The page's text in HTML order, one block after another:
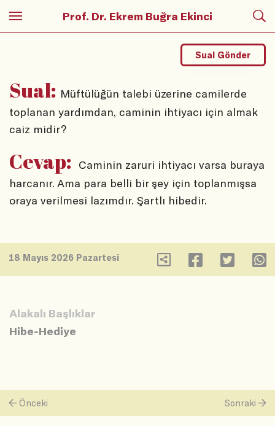
Prof. Dr. Ekrem Buğra Ekinci
Sual: Müftülüğün talebi üzerine camilerde
toplanan yardımdan, caminin ihtiyacı için almak
caiz midir?
Sual Gönder
Cevap: Caminin zaruri ihtiyacı varsa buraya
harcanır. Ama para belli bir şey için toplanmışsa
oraya verilmesi lazımdır. Şartlı hibedir.
18 Mayıs 2026 Pazartesi
Alakalı Başlıklar
Hibe-Hediye
Önceki Sonraki